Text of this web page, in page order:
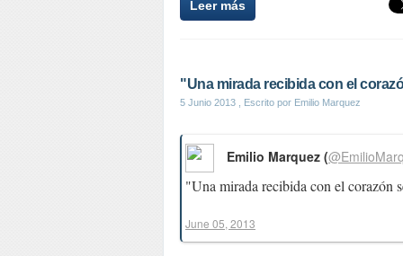
Leer más
"Una mirada recibida con el
5 Junio 2013 , Escrito por Emilio Marquez
"Una mirada recibida con el corazón
Emilio Marquez (
June 05, 2013